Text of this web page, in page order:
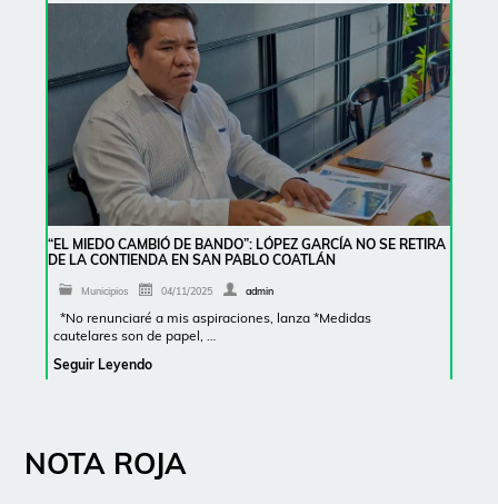
“EL MIEDO CAMBIÓ DE BANDO”: LÓPEZ GARCÍA NO SE RETIRA
DE LA CONTIENDA EN SAN PABLO COATLÁN
Municipios 04/11/2025 admin
*No renunciaré a mis aspiraciones, lanza *Medidas
cautelares son de papel, …
Seguir Leyendo
NOTA ROJA